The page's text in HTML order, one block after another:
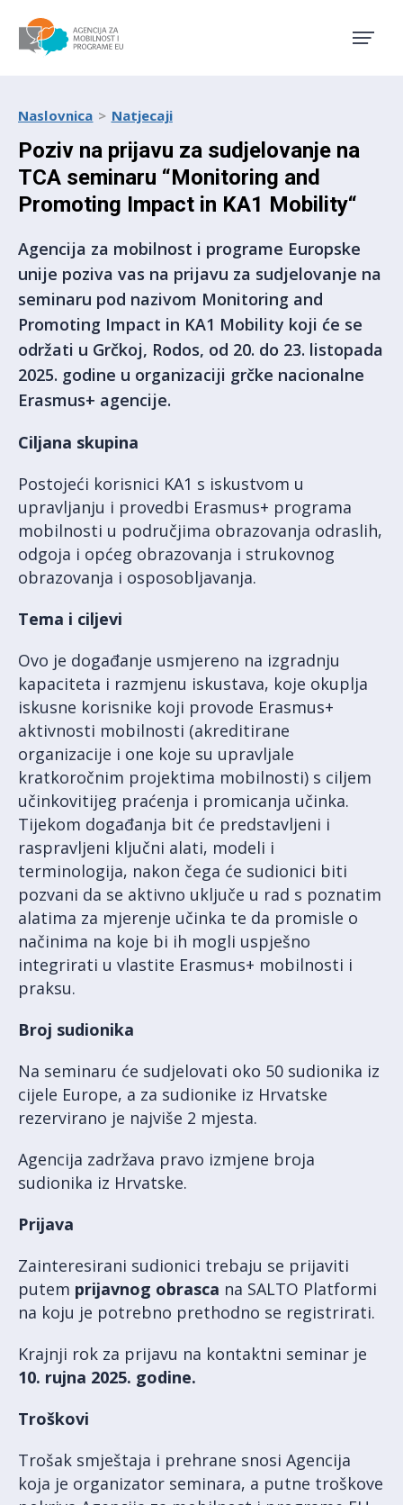
Naslovnica Natjecaji
Poziv na prijavu za sudjelovanje na
TCA seminaru “Monitoring and
Promoting Impact in KA1 Mobility“
Agencija za mobilnost i programe Europske
unije poziva vas na prijavu za sudjelovanje na
seminaru pod nazivom Monitoring and
Promoting Impact in KA1 Mobility koji će se
održati u Grčkoj, Rodos, od 20. do 23. listopada
2025. godine u organizaciji grčke nacionalne
Erasmus+ agencije.
Ciljana skupina
Postojeći korisnici KA1 s iskustvom u
upravljanju i provedbi Erasmus+ programa
mobilnosti u područjima obrazovanja odraslih,
odgoja i općeg obrazovanja i strukovnog
obrazovanja i osposobljavanja.
Tema i ciljevi
Ovo je događanje usmjereno na izgradnju
kapaciteta i razmjenu iskustava, koje okuplja
iskusne korisnike koji provode Erasmus+
aktivnosti mobilnosti (akreditirane
organizacije i one koje su upravljale
kratkoročnim projektima mobilnosti) s ciljem
učinkovitijeg praćenja i promicanja učinka.
Tijekom događanja bit će predstavljeni i
raspravljeni ključni alati, modeli i
terminologija, nakon čega će sudionici biti
pozvani da se aktivno uključe u rad s poznatim
alatima za mjerenje učinka te da promisle o
načinima na koje bi ih mogli uspješno
integrirati u vlastite Erasmus+ mobilnosti i
praksu.
Broj sudionika
Na seminaru će sudjelovati oko 50 sudionika iz
cijele Europe, a za sudionike iz Hrvatske
rezervirano je najviše 2 mjesta.
Agencija zadržava pravo izmjene broja
sudionika iz Hrvatske.
Prijava
Zainteresirani sudionici trebaju se prijaviti
putem prijavnog obrasca na SALTO Platformi
na koju je potrebno prethodno se registrirati.
Krajnji rok za prijavu na kontaktni seminar je
10. rujna 2025. godine.
Troškovi
Trošak smještaja i prehrane snosi Agencija
koja je organizator seminara, a putne troškove